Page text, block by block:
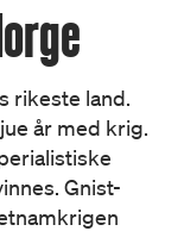
rikeste land.
år med krig.
Gnist-